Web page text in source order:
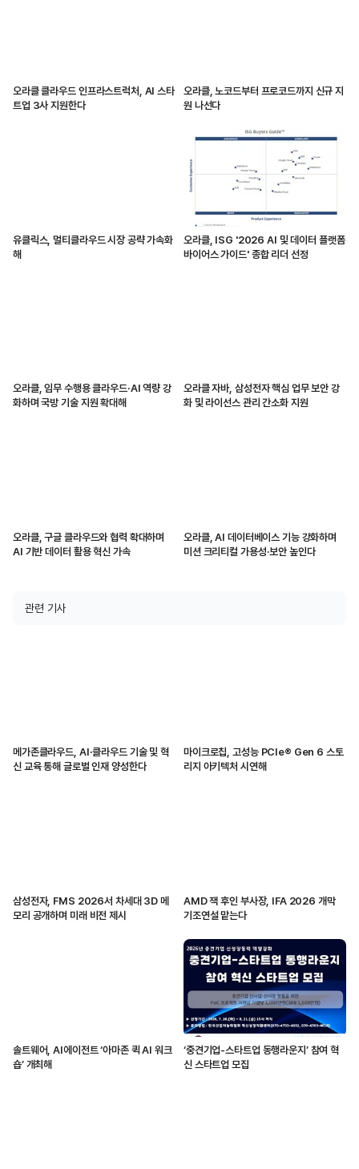
오라클 클라우드 인프라스트럭처, AI 스타
트업 3사 지원한다
오라클, 노코드부터 프로코드까지 신규 지
원 나선다
유클릭스, 멀티클라우드 시장 공략 가속화
해
오라클, ISG '2026 AI 및 데이터 플랫폼
바이어스 가이드' 종합 리더 선정
오라클, 임무 수행용 클라우드·AI 역량 강
화하며 국방 기술 지원 확대해
오라클 자바, 삼성전자 핵심 업무 보안 강
화 및 라이선스 관리 간소화 지원
오라클, 구글 클라우드와 협력 확대하며
AI 기반 데이터 활용 혁신 가속
오라클, AI 데이터베이스 기능 강화하며
미션 크리티컬 가용성·보안 높인다
관련 기사
메가존클라우드, AI·클라우드 기술 및 혁
신 교육 통해 글로벌 인재 양성한다
마이크로칩, 고성능 PCIe® Gen 6 스토
리지 아키텍처 시연해
삼성전자, FMS 2026서 차세대 3D 메
모리 공개하며 미래 비전 제시
AMD 잭 후인 부사장, IFA 2026 개막
기조연설 맡는다
솔트웨어, AI에이전트 ‘아마존 퀵 AI 워크
숍’ 개최해
‘중견기업-스타트업 동행라운지’ 참여 혁
신 스타트업 모집